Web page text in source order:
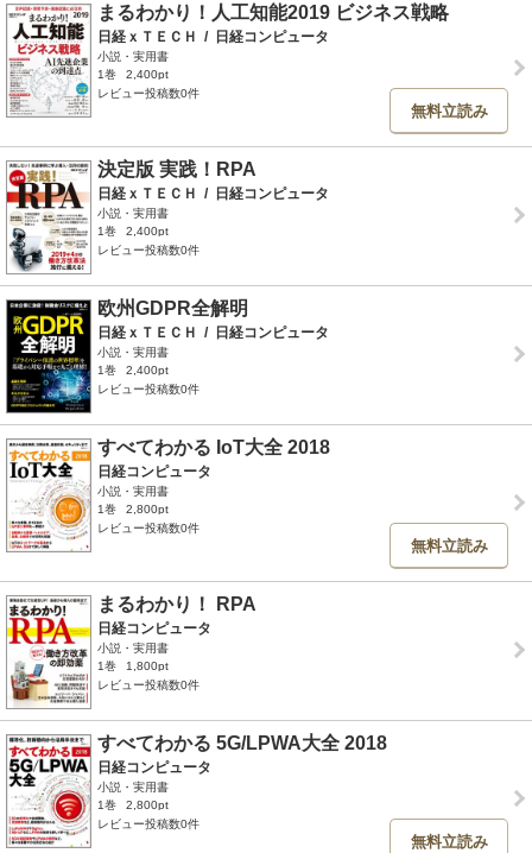
まるわかり！人工知能2019 ビジネス戦略
日経ｘＴＥＣＨ / 日経コンピュータ
小説・実用書
1巻
2,400pt
レビュー投稿数0件
無料立読み
決定版 実践！RPA
日経ｘＴＥＣＨ / 日経コンピュータ
小説・実用書
1巻
2,400pt
レビュー投稿数0件
欧州GDPR全解明
日経ｘＴＥＣＨ / 日経コンピュータ
小説・実用書
1巻
2,400pt
レビュー投稿数0件
すべてわかる IoT大全 2018
日経コンピュータ
小説・実用書
1巻
2,800pt
レビュー投稿数0件
無料立読み
まるわかり！ RPA
日経コンピュータ
小説・実用書
1巻
1,800pt
レビュー投稿数0件
すべてわかる 5G/LPWA大全 2018
日経コンピュータ
小説・実用書
1巻
2,800pt
レビュー投稿数0件
無料立読み